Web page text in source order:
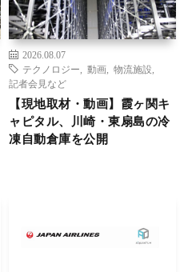
2026.08.07
テクノロジー
動画 物流施設
記者会見など
【現地取材・動画】霞ヶ関キ
ャピタル、川崎・東扇島の冷
凍自動倉庫を公開